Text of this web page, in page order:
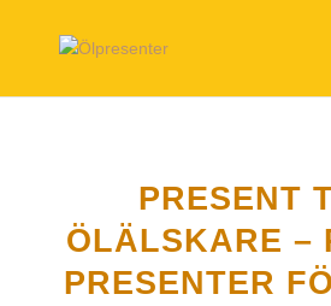
PRESENT
ÖLÄLSKARE –
PRESENTER